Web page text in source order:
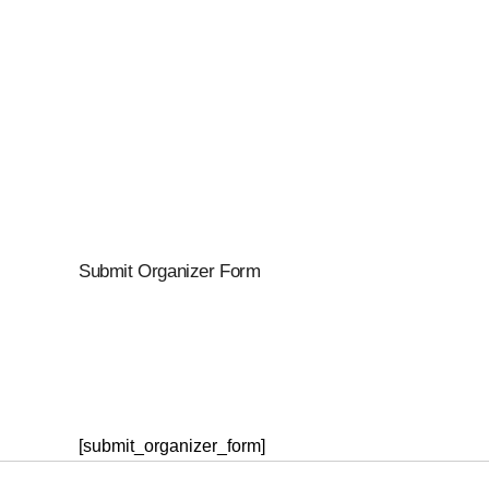
Submit Organizer Form
[submit_organizer_form]